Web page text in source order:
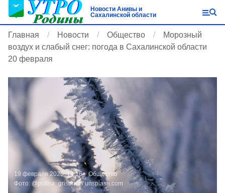
Новости Анивы и
Сахалинской области
Главная Новости Общество
Морозный
воздух и слабый снег: погода в Сахалинской области
20 февраля
19 февраля 2025, 14:16
Общество
Фото: @polina_grishma /unsplash.com